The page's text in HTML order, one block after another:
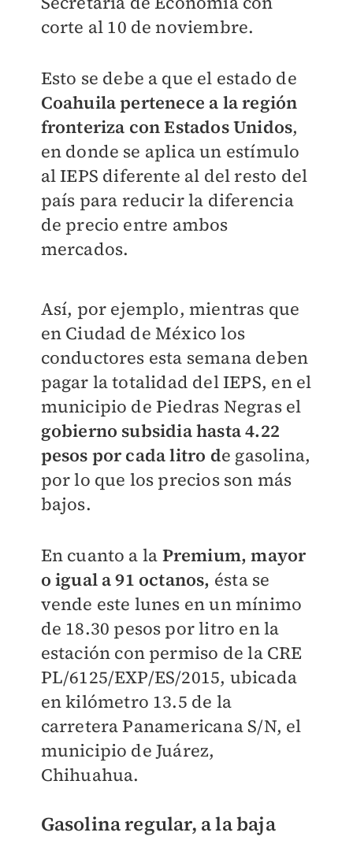
corte al 10 de noviembre.
Esto se debe a que el estado de
Coahuila pertenece a la región
fronteriza con Estados Unidos,
en donde se aplica un estímulo
al IEPS diferente al del resto del
país para reducir la diferencia
de precio entre ambos
mercados.
Así, por ejemplo, mientras que
en Ciudad de México los
conductores esta semana deben
pagar la totalidad del IEPS, en el
municipio de Piedras Negras el
gobierno subsidia hasta 4.22
pesos por cada litro de gasolina,
por lo que los precios son más
bajos.
En cuanto a la Premium, mayor
o igual a 91 octanos, ésta se
vende este lunes en un mínimo
de 18.30 pesos por litro en la
estación con permiso de la CRE
PL/6125/EXP/ES/2015, ubicada
en kilómetro 13.5 de la
carretera Panamericana S/N, el
municipio de Juárez,
Chihuahua.
Gasolina regular, a la baja